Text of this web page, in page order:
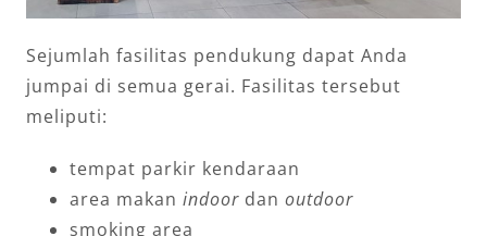
Sejumlah fasilitas pendukung dapat Anda
jumpai di semua gerai. Fasilitas tersebut
meliputi:
tempat parkir kendaraan
area makan indoordan outdoor
smoking area